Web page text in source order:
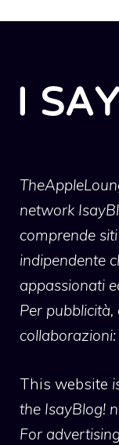
network
comprende
indipendente
appassionati
Per
collaborazioni:
This website
the IsayBlog!
For